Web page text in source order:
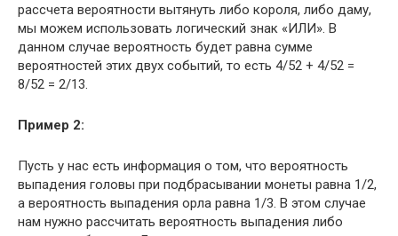
рассчета вероятности вытянуть либо короля, либо даму,
мы можем использовать логический знак «ИЛИ». В
данном случае вероятность будет равна сумме
вероятностей этих двух событий, то есть 4/52 + 4/52 =
8/52 = 2/13.
Пример 2:
Пусть у нас есть информация о том, что вероятность
выпадения головы при подбрасывании монеты равна 1/2,
а вероятность выпадения орла равна 1/3. В этом случае
нам нужно рассчитать вероятность выпадения либо